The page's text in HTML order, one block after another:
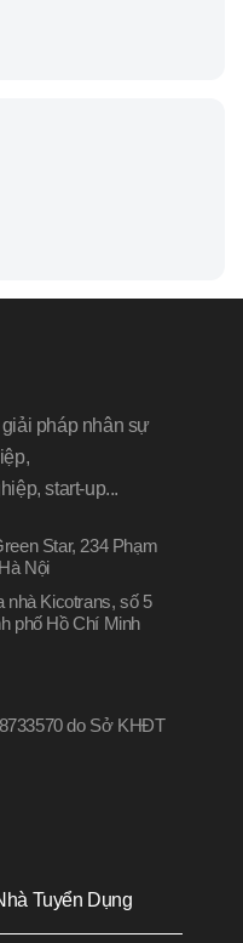
pháp nhân sự
start-up...
Star, 234 Phạm
Nội
nhà Kicotrans, số 5
phố Hồ Chí Minh
do Sở KHĐT
Tuyển Dụng